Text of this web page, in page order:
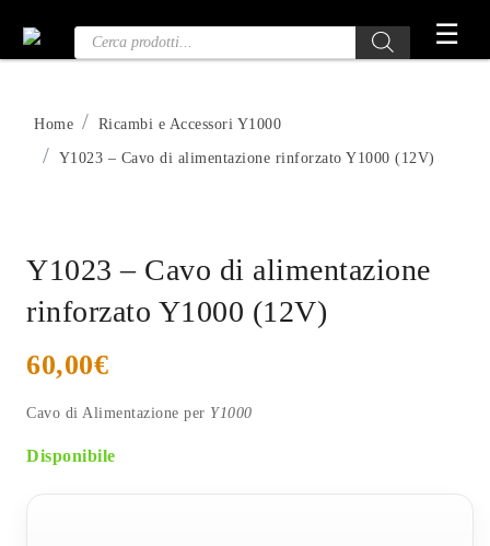
contenuto
Ricerca
prodotti
☰
Home Ricambi e Accessori Y1000
Y1023 – Cavo di alimentazione rinforzato Y1000 (12V)
Y1023 – Cavo di alimentazione
rinforzato Y1000 (12V)
60,00€
Cavo di Alimentazione per Y1000
Disponibile